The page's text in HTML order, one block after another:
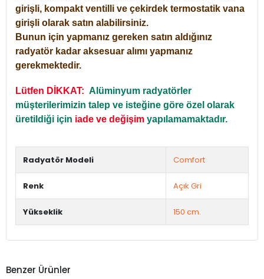
girişli, kompakt ventilli ve çekirdek termostatik vana
girişli olarak satın alabilirsiniz.
Bunun için yapmanız gereken satın aldığınız
radyatör kadar aksesuar alımı yapmanız
gerekmektedir.
Lütfen DİKKAT: Alüminyum radyatörler
müşterilerimizin talep ve isteğine göre özel olarak
üretildiği için iade ve değişim yapılamamaktadır.
Radyatör Modeli Comfort
Renk Açık Gri
Yükseklik 150 cm.
Benzer Ürünler